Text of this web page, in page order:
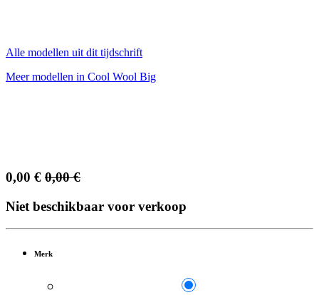
Alle modellen uit dit tijdschrift
Meer modellen in Cool Wool Big
0,00 € 0,00€
Niet beschikbaar voor verkoop
Merk